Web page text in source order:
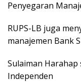
Penyegaran
RUPS-LB juga
manajemen Bank
Sulaiman
Independen